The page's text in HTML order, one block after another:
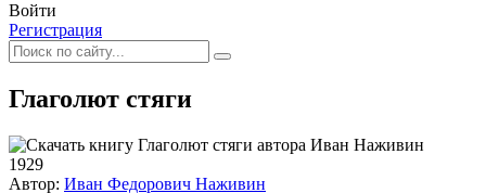
Войти
Регистрация
Глаголют стяги
1929
Автор: Иван Федорович Наживин